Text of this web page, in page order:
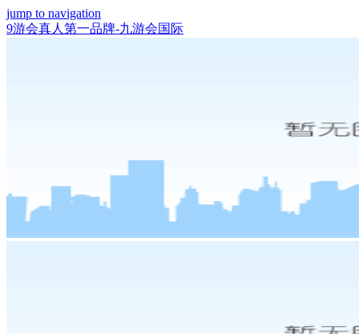
jump to navigation
9游会真人第一品牌-九游会国际